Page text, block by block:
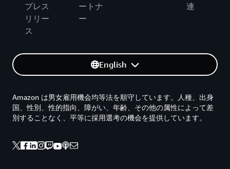
プレス
リリー
ス
ートナ
ー
連
English
Amazon は男女雇用機会均等法を順守しています。人種、出身
国、性別、性的指向、障がい、年齢、その他の属性によって差
別することなく、平等に採用選考の機会を提供しています。